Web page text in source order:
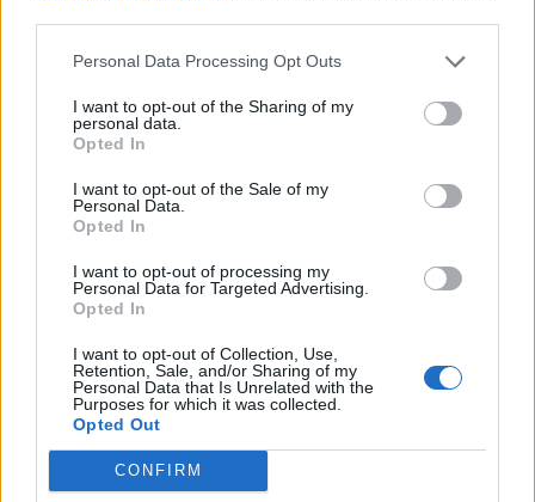
Personal Data Processing Opt Outs
I want to opt-out of the Sharing of my
personal data.
Opted In
I want to opt-out of the Sale of my
Personal Data.
Opted In
I want to opt-out of processing my
Personal Data for Targeted Advertising.
Opted In
I want to opt-out of Collection, Use,
Retention, Sale, and/or Sharing of my
Personal Data that Is Unrelated with the
Purposes for which it was collected.
Opted Out
CONFIRM